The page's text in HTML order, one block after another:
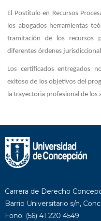
El Postítulo en Recursos
los abogados herramientas
tramitación de los recursos
diferentes órdenes
Los certificados entregados
exitoso de los objetivos del
la trayectoria profesional de los
Carrera de Derecho
Barrio Universitario s/n,
Fono: (56) 41 220 4549